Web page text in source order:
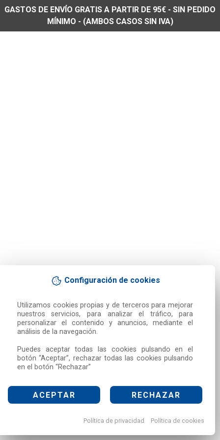
Configuración de cookies
Utilizamos cookies propias y de terceros para mejorar
nuestros servicios, para analizar el tráfico, para
personalizar el contenido y anuncios, mediante el
análisis de la navegación.
Puedes aceptar todas las cookies pulsando en el
botón “Aceptar”, rechazar todas las cookies pulsando
en el botón “Rechazar”
ACEPTAR RECHAZAR
Política de privacidad Política de cookies
GASTOS DE ENVÍO GRATIS A PARTIR DE 95€ - SIN PEDIDO
MÍNIMO - (AMBOS CASOS SIN IVA)